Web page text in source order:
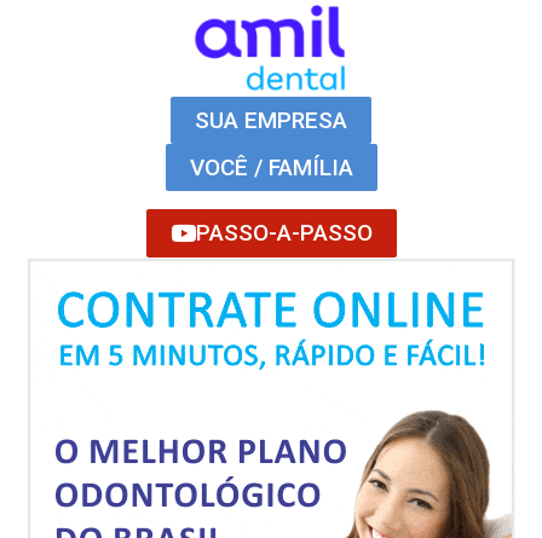
SUA EMPRESA
VOCÊ / FAMÍLIA
PASSO-A-PASSO